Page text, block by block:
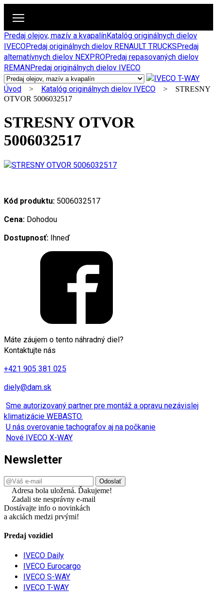
Predaj olejov, mazív a kvapalínKatalóg originálnych dielov
IVECOPredaj originálnych dielov RENAULT TRUCKSPredaj
alternatívnych dielov NEXPROPredaj repasovaných dielov
REMANPredaj originálnych dielov IVECO
Úvod > Katalóg originálnych dielov IVECO > STRESNY
OTVOR 5006032517
STRESNY OTVOR
5006032517
Kód produktu: 5006032517
Cena: Dohodou
Dostupnosť: Ihneď
Máte záujem o tento náhradný diel?
Kontaktujte nás
+421 905 381 025
diely@dam.sk
Sme autorizovaný partner pre montáž a opravu nezávislej
klimatizácie WEBASTO.
U nás overovanie tachografov aj na počkanie
Nové IVECO X-WAY
Newsletter
Adresa bola uložená. Ďakujeme!
Zadali ste nesprávny e-mail
Dostávajte info o novinkách
a akciách medzi prvými!
Predaj vozidiel
IVECO Daily
IVECO Eurocargo
IVECO S-WAY
IVECO T-WAY